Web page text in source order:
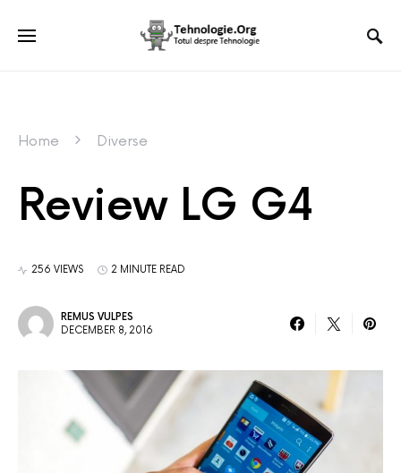
Home Diverse
Review LG G4
256 VIEWS 2 MINUTE READ
REMUS VULPES
DECEMBER 8, 2016